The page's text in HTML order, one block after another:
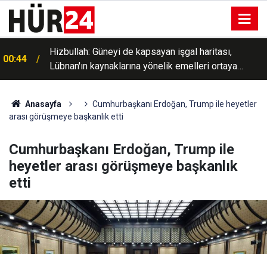
00:44
Hizbullah: Güneyi de kapsayan işgal haritası,
Lübnan'ın kaynaklarına yönelik emelleri ortaya
koyuyor
Anasayfa
Cumhurbaşkanı Erdoğan, Trump ile heyetler
arası görüşmeye başkanlık etti
Cumhurbaşkanı Erdoğan, Trump ile
heyetler arası görüşmeye başkanlık
etti